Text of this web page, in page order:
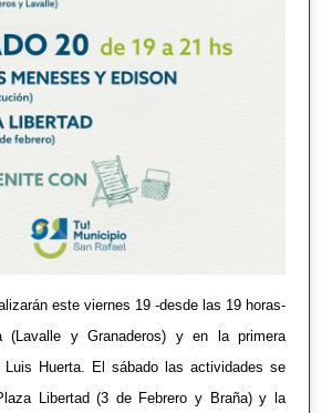
este viernes 19 -desde las 19 horas-
(Lavalle y Granaderos) y en la primera
Luis Huerta. El sábado las actividades se
Libertad (3 de Febrero y Braña) y la